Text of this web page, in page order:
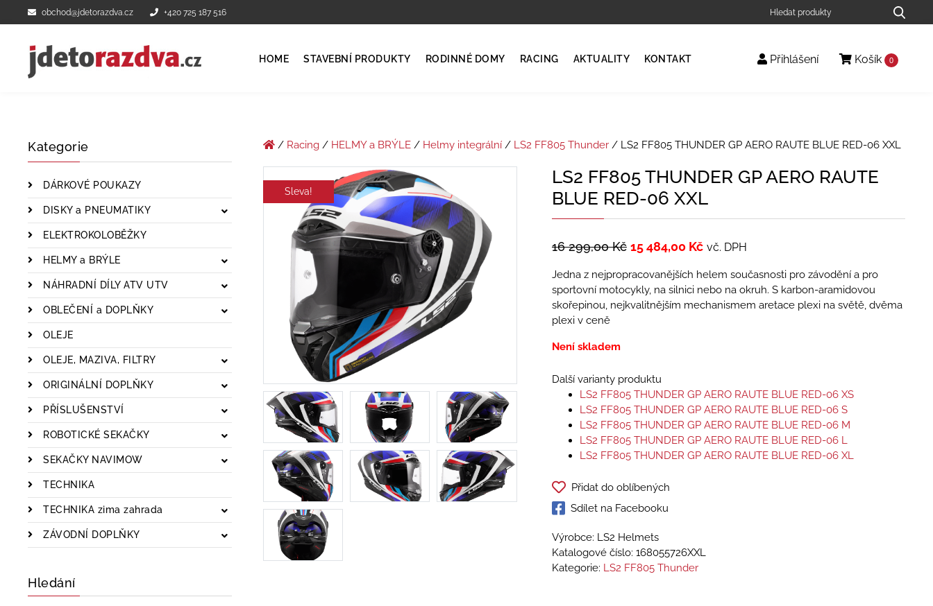
obchod@jdetorazdva.cz +420 725 187 516
HOME STAVEBNÍ PRODUKTY RODINNÉ DOMY RACING AKTUALITY KONTAKT Přihlášení Košík 0
Kategorie
DÁRKOVÉ POUKAZY
DISKY a PNEUMATIKY
ELEKTROKOLOBĚŽKY
HELMY a BRÝLE
NÁHRADNÍ DÍLY ATV UTV
OBLEČENÍ a DOPLŇKY
OLEJE
OLEJE, MAZIVA, FILTRY
ORIGINÁLNÍ DOPLŇKY
PŘÍSLUŠENSTVÍ
ROBOTICKÉ SEKAČKY
SEKAČKY NAVIMOW
TECHNIKA
TECHNIKA zima zahrada
ZÁVODNÍ DOPLŇKY
Hledání
/ Racing/ HELMY a BRÝLE/ Helmy integrální/ LS2 FF805 Thunder/ LS2 FF805 THUNDER GP AERO RAUTE BLUE RED-06 XXL
Sleva!
LS2 FF805 THUNDER GP AERO RAUTE
BLUE RED-06 XXL
16 299,00Kč 15 484,00 Kč vč. DPH
Jedna z nejpropracovanějších helem současnosti pro závodění a pro
sportovní motocykly, na silnici nebo na okruh. S karbon-aramidovou
skořepinou, nejkvalitnějším mechanismem aretace plexi na světě, dvěma
plexi v ceně
Není skladem
Další varianty produktu
LS2 FF805 THUNDER GP AERO RAUTE BLUE RED-06 XS
LS2 FF805 THUNDER GP AERO RAUTE BLUE RED-06 S
LS2 FF805 THUNDER GP AERO RAUTE BLUE RED-06 M
LS2 FF805 THUNDER GP AERO RAUTE BLUE RED-06 L
LS2 FF805 THUNDER GP AERO RAUTE BLUE RED-06 XL
Přidat do oblíbených
Sdílet na Facebooku
Výrobce: LS2 Helmets
Katalogové číslo: 168055726XXL
Kategorie: LS2 FF805 Thunder